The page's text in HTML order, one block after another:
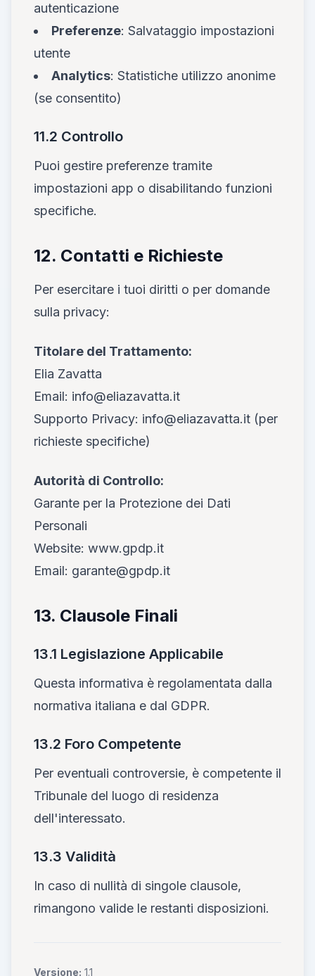
autenticazione
Preferenze: Salvataggio impostazioni
utente
Analytics: Statistiche utilizzo anonime
(se consentito)
11.2 Controllo
Puoi gestire preferenze tramite
impostazioni app o disabilitando funzioni
specifiche.
12. Contatti e Richieste
Per esercitare i tuoi diritti o per domande
sulla privacy:
Titolare del Trattamento:
Elia Zavatta
Email: info@eliazavatta.it
Supporto Privacy: info@eliazavatta.it (per
richieste specifiche)
Autorità di Controllo:
Garante per la Protezione dei Dati
Personali
Website: www.gpdp.it
Email: garante@gpdp.it
13. Clausole Finali
13.1 Legislazione Applicabile
Questa informativa è regolamentata dalla
normativa italiana e dal GDPR.
13.2 Foro Competente
Per eventuali controversie, è competente il
Tribunale del luogo di residenza
dell'interessato.
13.3 Validità
In caso di nullità di singole clausole,
rimangono valide le restanti disposizioni.
Versione: 1.1